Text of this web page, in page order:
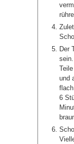
Der
und
6